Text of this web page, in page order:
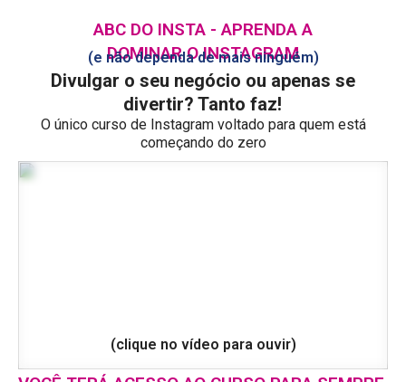
ABC DO INSTA - APRENDA A
DOMINAR O INSTAGRAM
(e não dependa de mais ninguém)
Divulgar o seu negócio ou apenas se
divertir? Tanto faz!
O único curso de Instagram voltado para quem está
começando do zero
(clique no vídeo para ouvir)